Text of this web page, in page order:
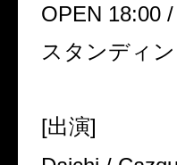
OPEN 18:00
スタンディ
[出演]